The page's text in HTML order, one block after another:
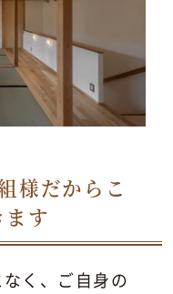
様だからこ
す
く、ご自身の